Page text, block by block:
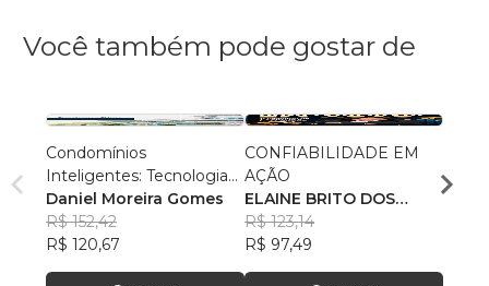
Você também pode gostar de
Condomínios
Inteligentes: Tecnologias
e Táticas para uma
Gestão Eficaz.
Daniel Moreira Gomes
R$ 152,42
R$ 120,67
CONFIABILIDADE EM
AÇÃO
ELAINE BRITO DOS
SANTOS SEPULVEDA
R$ 123,14
R$ 97,49
R$